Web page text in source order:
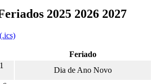
2025 2026 2027
Feriado
Dia de Ano Novo